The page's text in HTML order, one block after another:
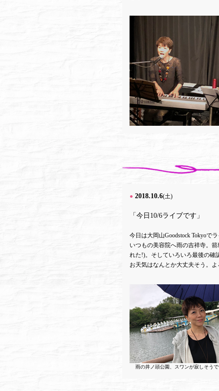
● 2018.10.6(土)
「今日10/6ライブです」
今日は大岡山Goodstock Tokyoで
いつもの美容院へ雨の吉祥寺。
れた!)。そしていろいろ最後の確
お天気はなんとか大丈夫そう。
雨の井ノ頭公園、スワンが寂しそう